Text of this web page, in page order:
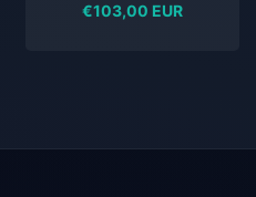
€103,00 EUR